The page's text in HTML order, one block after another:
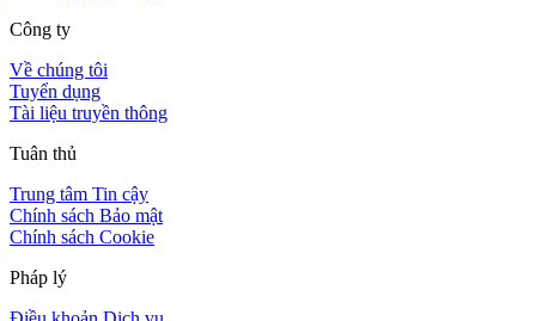
Công ty
Về chúng tôi
Tuyển dụng
Tài liệu truyền thông
Tuân thủ
Trung tâm Tin cậy
Chính sách Bảo mật
Chính sách Cookie
Pháp lý